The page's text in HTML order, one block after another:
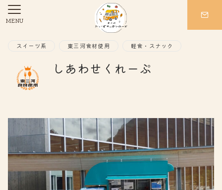
MENU
スイーツ系 東三河食材使用 軽食・スナック
しあわせくれーぷ